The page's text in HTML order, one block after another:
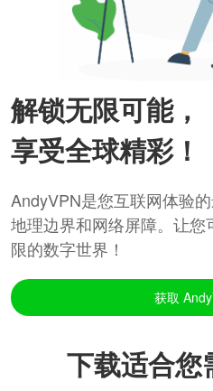
解锁无限可能，
享受全球精彩！
AndyVPN是您互联网体验
地理边界和网络屏障。让
限的数字世界！
获取
下载适合您